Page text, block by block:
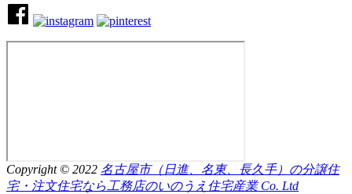
Copyright © 2022 名古屋市（日進、名東、長久手）の分譲住
宅・注文住宅なら工務店のいのうえ住宅産業 Co. Ltd